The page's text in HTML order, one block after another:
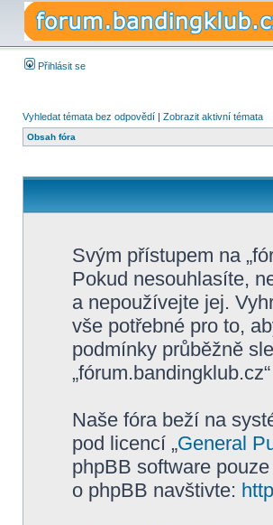
Přihlásit se
Vyhledat témata bez odpovědí | Zobrazit aktivní témata
Obsah fóra
Svým přístupem na
Pokud nesouhlasíte,
a nepoužívejte jej.
vše potřebné pro to,
podmínky průběžně
Naše fóra beží na
pod licencí „General
phpBB software
o phpBB navštivte: